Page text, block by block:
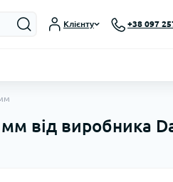
Клієнту +38 097
мм від виробника